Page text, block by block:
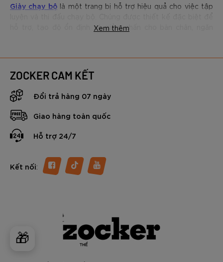
🎁
Giày chạy bộlà một trang bị hỗ trợ hiệu quả cho việc tập
hỗ trợ, tạo độ ổn định và giảm chấn cho bàn chân, ngăn
Các mẫu giày chạy bộ tốt nhất tại
Zocker
Sản phẩm
Giày chạy bộ Zocker Speed up
Đỏ | Xanh dương
Xem thêm
ZOCKER CAM KẾT
Đổi trả hàng 07 ngày
Giao hàng toàn quốc
Hỗ trợ 24/7
Kết nối: